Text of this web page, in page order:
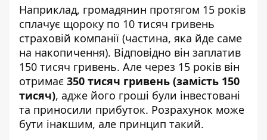
Наприклад, громадянин протягом 15 років
сплачує щороку по 10 тисяч гривень
страховій компанії (частина, яка йде саме
на накопичення). Відповідно він заплатив
150 тисяч гривень. Але через 15 років він
отримає 350 тисяч гривень (замість 150
тисяч), адже його гроші були інвестовані
та приносили прибуток. Розрахунок може
бути інакшим, але принцип такий.